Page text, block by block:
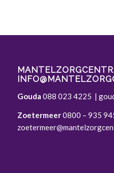
Gouda 088 023 4225 |
Zoetermeer0800 – 935